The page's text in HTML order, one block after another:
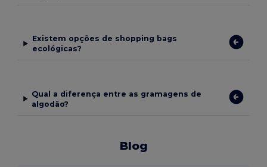
Existem opções de shopping bags
ecológicas?
Qual a diferença entre as gramagens de
algodão?
Blog